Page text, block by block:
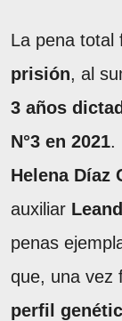
La pena total
prisión, al
3 años
N°3 en 2021.
Helena Díaz
auxiliar
penas
que, una vez
perfil